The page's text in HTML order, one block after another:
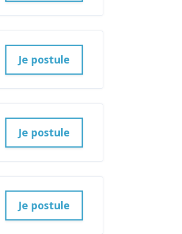
Je postule
Je postule
Je postule